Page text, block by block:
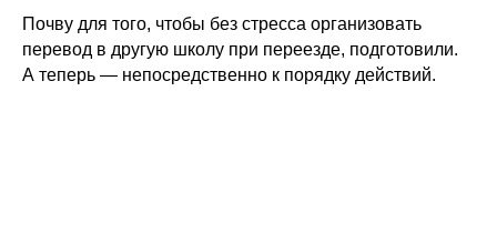
Почву для того, чтобы без стресса организовать
перевод в другую школу при переезде, подготовили.
А теперь — непосредственно к порядку действий.